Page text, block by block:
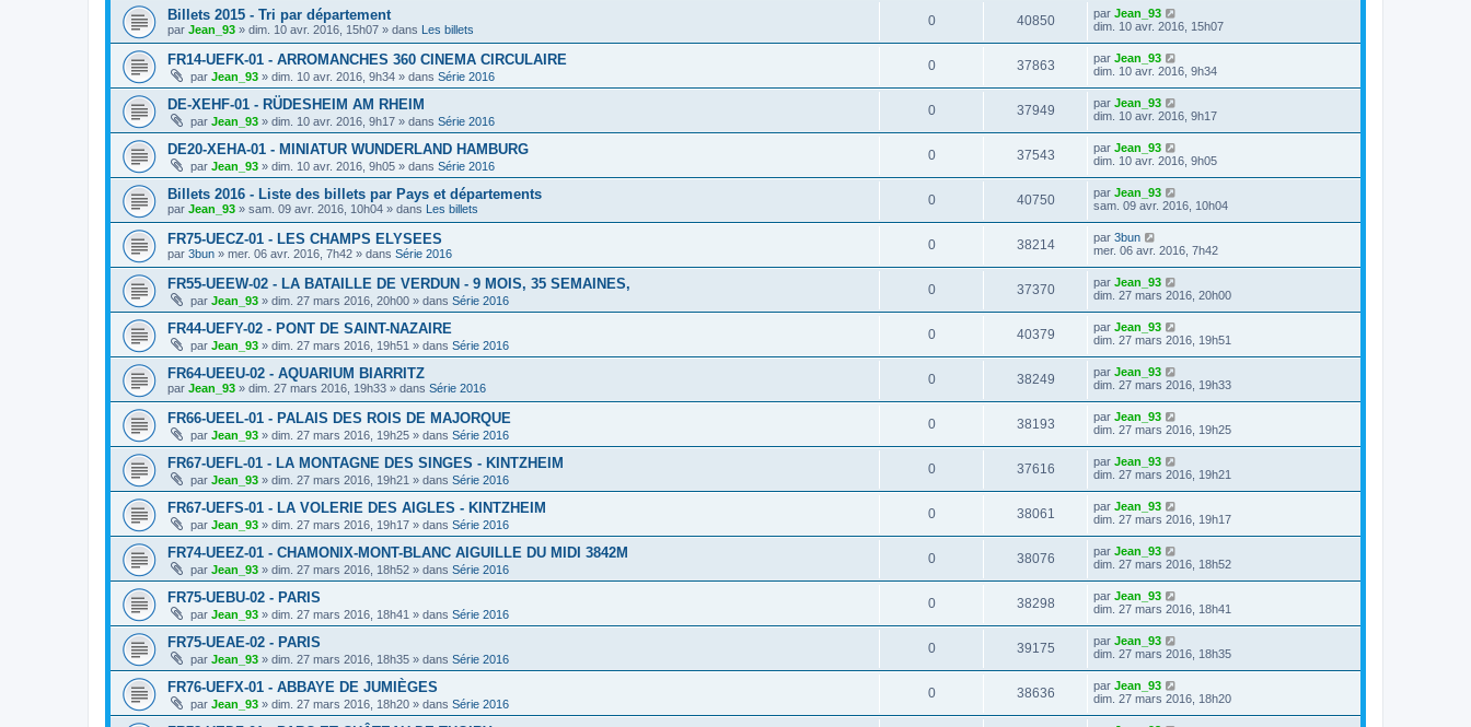
Billets 2015 - Tri par département
par Jean_93 » dim. 10 avr. 2016, 15h07 » dans Les billets
0 40850 par Jean_93
dim. 10 avr. 2016, 15h07
FR14-UEFK-01 - ARROMANCHES 360 CINEMA CIRCULAIRE
par Jean_93 » dim. 10 avr. 2016, 9h34 » dans Série 2016
0 37863 par Jean_93
dim. 10 avr. 2016, 9h34
DE-XEHF-01 - RÜDESHEIM AM RHEIM
par Jean_93 » dim. 10 avr. 2016, 9h17 » dans Série 2016
0 37949 par Jean_93
dim. 10 avr. 2016, 9h17
DE20-XEHA-01 - MINIATUR WUNDERLAND HAMBURG
par Jean_93 » dim. 10 avr. 2016, 9h05 » dans Série 2016
0 37543 par Jean_93
dim. 10 avr. 2016, 9h05
Billets 2016 - Liste des billets par Pays et départements
par Jean_93 » sam. 09 avr. 2016, 10h04 » dans Les billets
0 40750 par Jean_93
sam. 09 avr. 2016, 10h04
FR75-UECZ-01 - LES CHAMPS ELYSEES
par 3bun » mer. 06 avr. 2016, 7h42 » dans Série 2016
0 38214 par 3bun
mer. 06 avr. 2016, 7h42
FR55-UEEW-02 - LA BATAILLE DE VERDUN - 9 MOIS, 35 SEMAINES,
par Jean_93 » dim. 27 mars 2016, 20h00 » dans Série 2016
0 37370 par Jean_93
dim. 27 mars 2016, 20h00
FR44-UEFY-02 - PONT DE SAINT-NAZAIRE
par Jean_93 » dim. 27 mars 2016, 19h51 » dans Série 2016
0 40379 par Jean_93
dim. 27 mars 2016, 19h51
FR64-UEEU-02 - AQUARIUM BIARRITZ
par Jean_93 » dim. 27 mars 2016, 19h33 » dans Série 2016
0 38249 par Jean_93
dim. 27 mars 2016, 19h33
FR66-UEEL-01 - PALAIS DES ROIS DE MAJORQUE
par Jean_93 » dim. 27 mars 2016, 19h25 » dans Série 2016
0 38193 par Jean_93
dim. 27 mars 2016, 19h25
FR67-UEFL-01 - LA MONTAGNE DES SINGES - KINTZHEIM
par Jean_93 » dim. 27 mars 2016, 19h21 » dans Série 2016
0 37616 par Jean_93
dim. 27 mars 2016, 19h21
FR67-UEFS-01 - LA VOLERIE DES AIGLES - KINTZHEIM
par Jean_93 » dim. 27 mars 2016, 19h17 » dans Série 2016
0 38061 par Jean_93
dim. 27 mars 2016, 19h17
FR74-UEEZ-01 - CHAMONIX-MONT-BLANC AIGUILLE DU MIDI 3842M
par Jean_93 » dim. 27 mars 2016, 18h52 » dans Série 2016
0 38076 par Jean_93
dim. 27 mars 2016, 18h52
FR75-UEBU-02 - PARIS
par Jean_93 » dim. 27 mars 2016, 18h41 » dans Série 2016
0 38298 par Jean_93
dim. 27 mars 2016, 18h41
FR75-UEAE-02 - PARIS
par Jean_93 » dim. 27 mars 2016, 18h35 » dans Série 2016
0 39175 par Jean_93
dim. 27 mars 2016, 18h35
FR76-UEFX-01 - ABBAYE DE JUMIÈGES
par Jean_93 » dim. 27 mars 2016, 18h20 » dans Série 2016
0 38636 par Jean_93
dim. 27 mars 2016, 18h20